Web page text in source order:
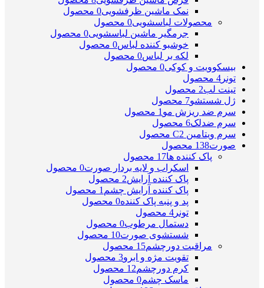
نمک ماشین ظرفشویی0 محصول
محصولات لباسشویی0 محصول
جرمگیر ماشین لباسشویی0 محصول
خوشبو کننده لباس0 محصول
لکه بر لباس0 محصول
بیسکوویت و کوکی0 محصول
تونر 4 محصول
تینت لب2 محصول
ژل شستشو7 محصول
سرم ضد ریزش مو 1 محصول
سرم ضدلک6 محصول
سرم ویتامین C 2 محصول
صورت138 محصول
پاک کننده ها17 محصول
اسکراب و لایه بردار صورت0 محصول
پاک کننده آرایش2 محصول
پاک کننده آرایش چشم 1 محصول
پد و پنبه پاک کننده0 محصول
تونر 4 محصول
دستمال مرطوب0 محصول
شستشوی صورت10 محصول
مراقبت دورچشم15 محصول
تقویت مژه و ابرو3 محصول
کرم دورچشم12 محصول
ماسک چشم0 محصول